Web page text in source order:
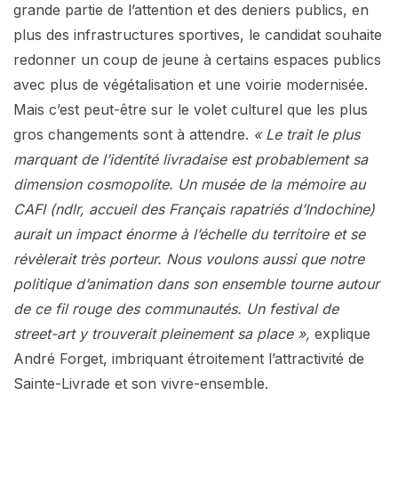
grande partie de l’attention et des deniers publics, en
plus des infrastructures sportives, le candidat souhaite
redonner un coup de jeune à certains espaces publics
avec plus de végétalisation et une voirie modernisée.
Mais c’est peut-être sur le volet culturel que les plus
gros changements sont à attendre. « Le trait le plus
marquant de l’identité livradaise est probablement sa
dimension cosmopolite. Un musée de la mémoire au
CAFI (ndlr, accueil des Français rapatriés d’Indochine)
aurait un impact énorme à l’échelle du territoire et se
révèlerait très porteur. Nous voulons aussi que notre
politique d’animation dans son ensemble tourne autour
de ce fil rouge des communautés. Un festival de
street-art y trouverait pleinement sa place », explique
André Forget, imbriquant étroitement l’attractivité de
Sainte-Livrade et son vivre-ensemble.